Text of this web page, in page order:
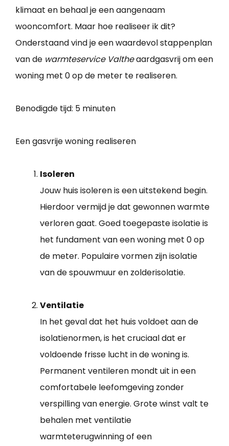
klimaat en behaal je een aangenaam
wooncomfort. Maar hoe realiseer ik dit?
Onderstaand vind je een waardevol stappenplan
van de warmteservice Valtheaardgasvrij om een
woning met 0 op de meter te realiseren.
Benodigde tijd: 5 minuten
Een gasvrije woning realiseren
Isoleren
Jouw huis isoleren is een uitstekend begin.
Hierdoor vermijd je dat gewonnen warmte
verloren gaat. Goed toegepaste isolatie is
het fundament van een woning met 0 op
de meter. Populaire vormen zijn isolatie
van de spouwmuur en zolderisolatie.
Ventilatie
In het geval dat het huis voldoet aan de
isolatienormen, is het cruciaal dat er
voldoende frisse lucht in de woning is.
Permanent ventileren mondt uit in een
comfortabele leefomgeving zonder
verspilling van energie. Grote winst valt te
behalen met ventilatie
warmteterugwinning of een